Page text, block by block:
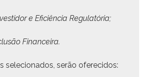
e Efi­ciên­cia Regulatória;
Financeira.
sele­ciona­dos, serão oferecidos: